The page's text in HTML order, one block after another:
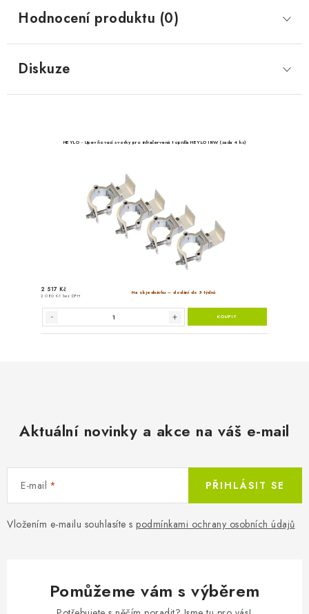
Hodnocení produktu (0)
Diskuze
Aktuální novinky a akce na váš e-mail
E-mail
Vložením e-mailu souhlasíte s podmínkami ochrany osobních údajů
PŘIHLÁSIT SE
Pomůžeme vám s výběrem